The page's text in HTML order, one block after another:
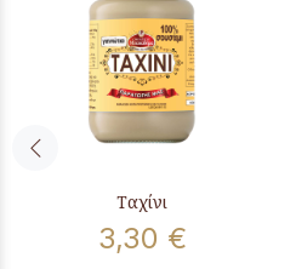
Ταχίνι
3,30 €